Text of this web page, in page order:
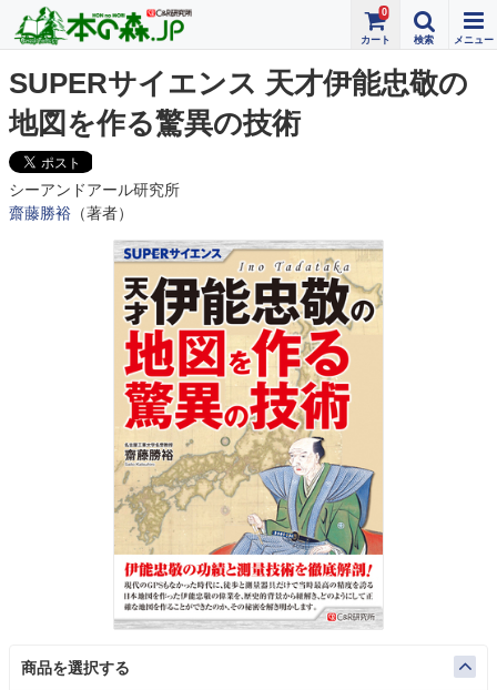
0
SUPERサイエンス 天才伊能忠敬の
地図を作る驚異の技術
シーアンドアール研究所
齋藤勝裕 （著者）
商品を選択する